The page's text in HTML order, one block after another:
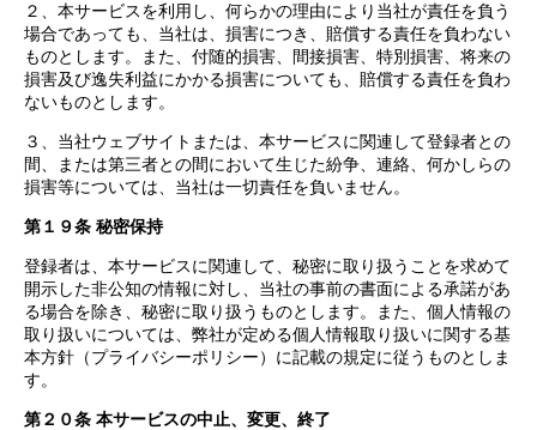
２、本サービスを利用し、何らかの理由により当社が責任を負う
場合であっても、当社は、損害につき、賠償する責任を負わない
ものとします。また、付随的損害、間接損害、特別損害、将来の
損害及び逸失利益にかかる損害についても、賠償する責任を負わ
ないものとします。
３、当社ウェブサイトまたは、本サービスに関連して登録者との
間、または第三者との間において生じた紛争、連絡、何かしらの
損害等については、当社は一切責任を負いません。
第１９条 秘密保持
登録者は、本サービスに関連して、秘密に取り扱うことを求めて
開示した非公知の情報に対し、当社の事前の書面による承諾があ
る場合を除き、秘密に取り扱うものとします。また、個人情報の
取り扱いについては、弊社が定める個人情報取り扱いに関する基
本方針（プライバシーポリシー）に記載の規定に従うものとしま
す。
第２０条 本サービスの中止、変更、終了